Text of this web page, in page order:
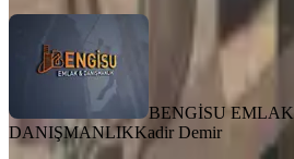
BENGİSU EMLAK
DANIŞMANLIKKadir Demir